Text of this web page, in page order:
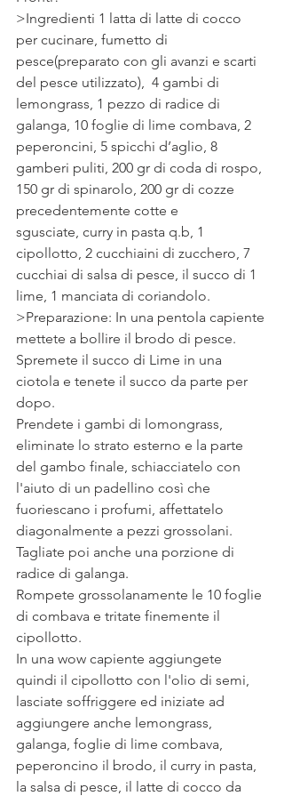
>Ingredienti 1 latta di latte di cocco
per cucinare, fumetto di
pesce(preparato con gli avanzi e scarti
del pesce utilizzato),  4 gambi di
lemongrass, 1 pezzo di radice di
galanga, 10 foglie di lime combava, 2
peperoncini, 5 spicchi d’aglio, 8
gamberi puliti, 200 gr di coda di rospo,
150 gr di spinarolo, 200 gr di cozze
precedentemente cotte e
sgusciate, curry in pasta q.b, 1
cipollotto, 2 cucchiaini di zucchero, 7
cucchiai di salsa di pesce, il succo di 1
lime, 1 manciata di coriandolo.
>Preparazione: In una pentola capiente
mettete a bollire il brodo di pesce.
Spremete il succo di Lime in una
ciotola e tenete il succo da parte per
dopo.
Prendete i gambi di lomongrass,
eliminate lo strato esterno e la parte
del gambo finale, schiacciatelo con
l'aiuto di un padellino così che
fuoriescano i profumi, affettatelo
diagonalmente a pezzi grossolani.
Tagliate poi anche una porzione di
radice di galanga.
Rompete grossolanamente le 10 foglie
di combava e tritate finemente il
cipollotto.
In una wow capiente aggiungete
quindi il cipollotto con l'olio di semi,
lasciate soffriggere ed iniziate ad
aggiungere anche lemongrass,
galanga, foglie di lime combava,
peperoncino il brodo, il curry in pasta,
la salsa di pesce, il latte di cocco da